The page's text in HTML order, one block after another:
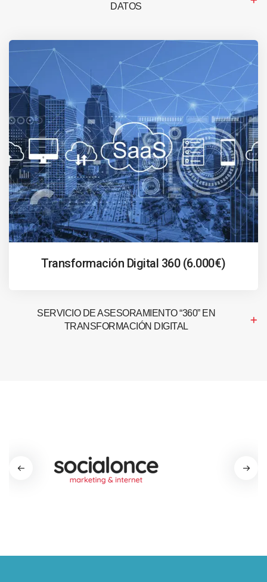
DATOS
Transformación Digital 360 (6.000€)
SERVICIO DE ASESORAMIENTO “360” EN
TRANSFORMACIÓN DIGITAL